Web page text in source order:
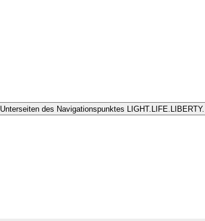
Unterseiten des Navigationspunktes